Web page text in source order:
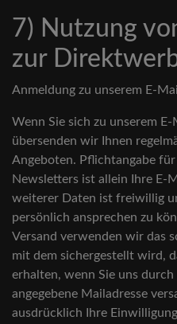
7) Nutzung
zur
Anmeldung zu unserem E-
Wenn Sie sich zu unserem
übersenden wir Ihnen
Angeboten. Pflichtangabe
Newsletters ist allein Ihre E-
weiterer Daten ist freiwillig
persönlich ansprechen zu
Versand verwenden wir das
mit dem sichergestellt wird,
erhalten, wenn Sie uns
angegebene Mailadresse
ausdrücklich Ihre